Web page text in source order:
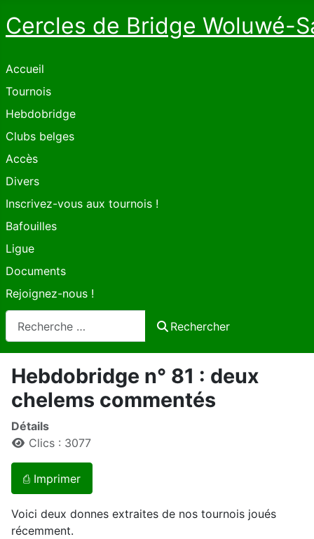
Cercles de Bridge Woluwé-
Accueil
Tournois
Hebdobridge
Clubs belges
Accès
Divers
Inscrivez-vous aux tournois !
Bafouilles
Ligue
Documents
Rejoignez-nous !
Rechercher
Hebdobridge n° 81 : deux
chelems commentés
Détails
Clics : 3077
⎙ Imprimer
Voici deux donnes extraites de nos tournois joués
récemment.